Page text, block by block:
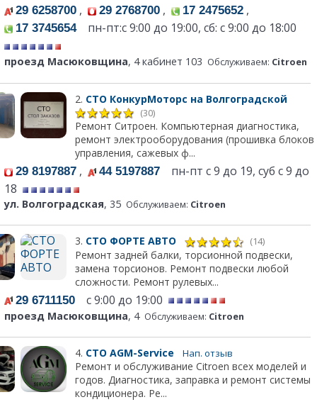
29 6258700 , 29 2768700 , 17 2475652 ,
17 3745654пн-пт:c 9:00 до 19:00, сб: с 9:00 до 18:00
проезд Масюковщина, 4 кабинет 103 Обслуживаем: Citroen
2. СТО КонкурМоторс на Волгоградской
(30)
Ремонт Ситроен. Компьютерная диагностика,
ремонт электрооборудования (прошивка блоков
управления, сажевых ф...
29 8197887 , 44 5197887 пн-пт с 9 до 19, суб с 9 до
18
ул. Волгоградская, 35 Обслуживаем: Citroen
3. СТО ФОРТЕ АВТО (14)
Ремонт задней балки, торсионной подвески,
замена торсионов. Ремонт подвески любой
сложности. Ремонт рулевых...
29 6711150 с 9:00 до 19:00
проезд Масюковщина, 4 Обслуживаем: Citroen
4. СТО AGM-Service Нап. отзыв
Ремонт и обслуживание Citroen всех моделей и
годов. Диагностика, заправка и ремонт системы
кондиционера. Ре...